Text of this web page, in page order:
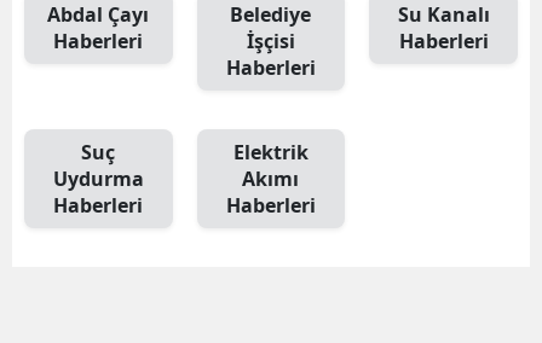
Abdal Çayı
Haberleri
Belediye
İşçisi
Haberleri
Su Kanalı
Haberleri
Suç
Uydurma
Haberleri
Elektrik
Akımı
Haberleri